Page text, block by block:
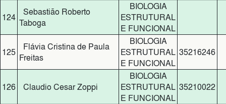
124
Sebastião Roberto
Taboga
BIOLOGIA
ESTRUTURAL
E FUNCIONAL
125
Flávia Cristina de Paula
Freitas
BIOLOGIA
ESTRUTURAL
E FUNCIONAL
35216246
126 Claudio Cesar Zoppi
BIOLOGIA
ESTRUTURAL
E FUNCIONAL
35210022